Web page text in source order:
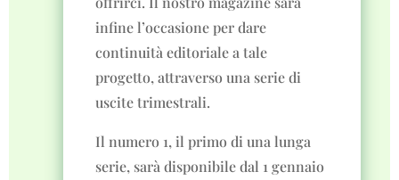
infine l’occasione per dare
continuità editoriale a tale
progetto, attraverso una serie di
uscite trimestrali.
Il numero 1, il primo di una lunga
serie, sarà disponibile dal 1 gennaio